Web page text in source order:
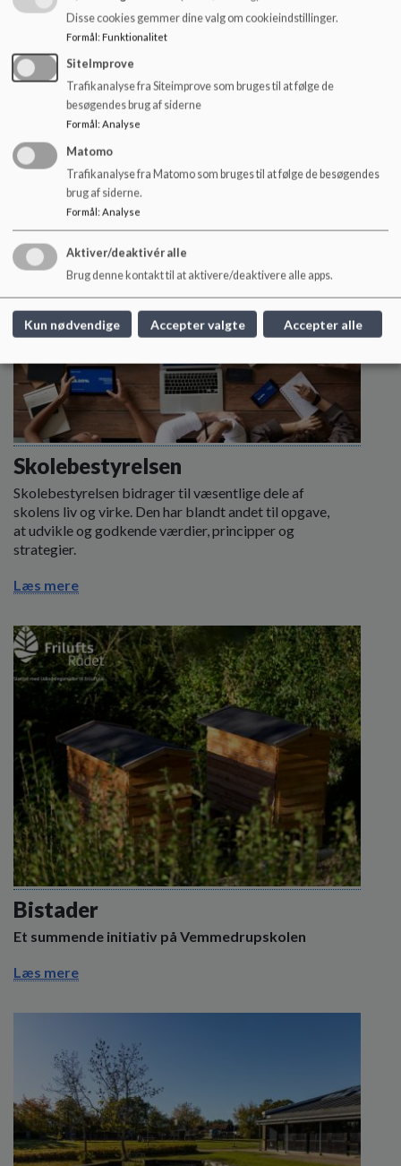
Kontakt os
Skolens kontor og hovednummer: tlf. 5667 6262
Vemmedrupskolen@koege.dk
Læs mere
Skolebestyrelsen
Skolebestyrelsen bidrager til væsentlige dele af
skolens liv og virke. Den har blandt andet til opgave,
at udvikle og godkende værdier, principper og
strategier.
Læs mere
Bistader
Et summende initiativ på Vemmedrupskolen
Læs mere
Disse cookies gemmer dine valg om cookieindstillinger.
Formål: Funktionalitet
SiteImprove
Trafikanalyse fra Siteimprove som bruges til at følge de
besøgendes brug af siderne
Formål : Analyse
Matomo
Trafikanalyse fra Matomo som bruges til at følge de besøgendes
brug af siderne.
Formål: Analyse
Aktiver/deaktivér alle
Brug denne kontakt til at aktivere/deaktivere alle apps.
Kun nødvendige Accepter valgte Accepter alle